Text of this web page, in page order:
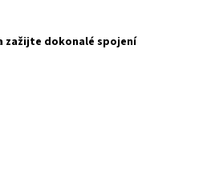
zažijte dokonalé spojení